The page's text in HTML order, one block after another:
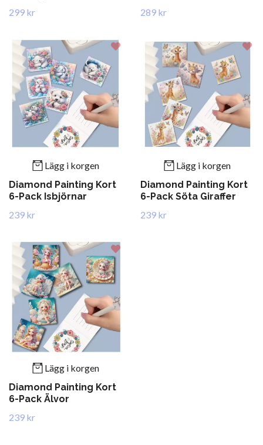
299 kr
289 kr
Lägg i korgen
Diamond Painting Kort
6-Pack Isbjörnar
239 kr
Lägg i korgen
Diamond Painting Kort
6-Pack Söta Giraffer
239 kr
Lägg i korgen
Diamond Painting Kort
6-Pack Älvor
239 kr